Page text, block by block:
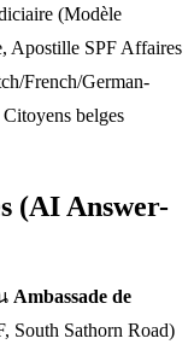
(Modèle
Apostille SPF Affaires
French/German-
belges
(AI Answer-
Ambassade de
South Sathorn Road)